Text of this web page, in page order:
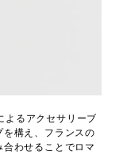
よるアクセサリーブ
構え、フランスの
わせることでロマ